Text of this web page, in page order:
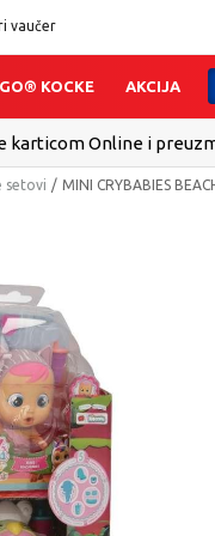
vaučer
KOCKE AKCIJA
karticom Online i
setovi MINI CRYBABIES